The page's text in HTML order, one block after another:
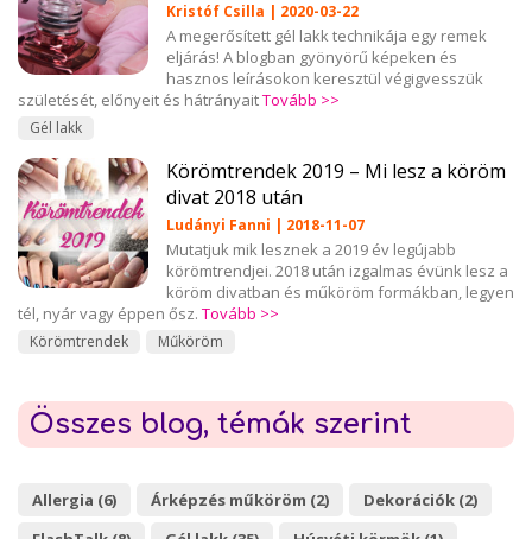
Kristóf Csilla | 2020-03-22
A megerősített gél lakk technikája egy remek
eljárás! A blogban gyönyörű képeken és
hasznos leírásokon keresztül végigvesszük
születését, előnyeit és hátrányaitTovább >>
Gél lakk
Körömtrendek 2019 – Mi lesz a köröm
divat 2018 után
Ludányi Fanni | 2018-11-07
Mutatjuk mik lesznek a 2019 év legújabb
körömtrendjei. 2018 után izgalmas évünk lesz a
köröm divatban és műköröm formákban, legyen
tél, nyár vagy éppen ősz. Tovább >>
Körömtrendek Műköröm
Összes blog, témák szerint
Allergia (6) Árképzés műköröm (2)
Dekorációk (2)